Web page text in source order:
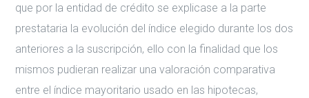
que por la entidad de crédito se explicase a la parte
prestataria la evolución del índice elegido durante los dos
anteriores a la suscripción, ello con la finalidad que los
mismos pudieran realizar una valoración comparativa
entre el índice mayoritario usado en las hipotecas,